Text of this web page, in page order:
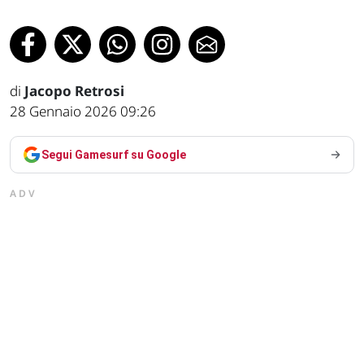
di Jacopo Retrosi
28 Gennaio 2026 09:26
Segui Gamesurf su Google
ADV